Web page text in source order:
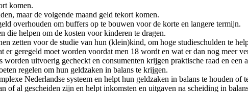
komen.
maar de volgende maand geld tekort komen.
overhouden om buffers op te bouwen voor de korte en langere termijn.
die helpen om de kosten voor kinderen te dragen.
zetten voor de studie van hun (klein)kind, om hoge studieschulden te
geregeld moet worden voordat men 18 wordt en wat er dan nog meer
uitvoerig gecheckt en consumenten krijgen praktische raad en een
regelen om hun geldzaken in balans te krijgen.
Nederlandse systeem en helpt hun geldzaken in balans te houden of
al gescheiden zijn en helpt inkomsten en uitgaven na scheiding in